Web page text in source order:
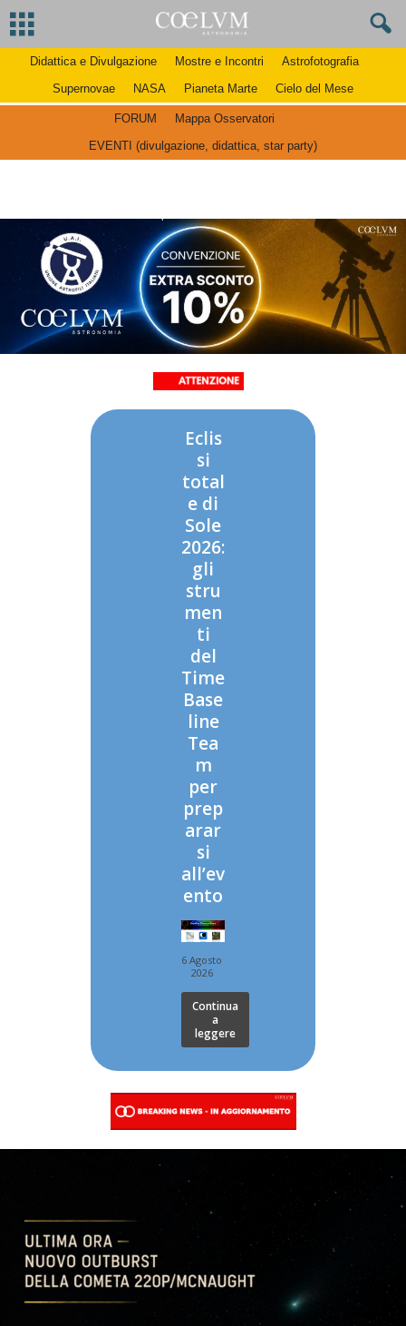
Didattica e Divulgazione Mostre e Incontri
Astrofotografia
Supernovae
NASA Pianeta Marte Cielo del Mese
FORUM
Mappa Osservatori
EVENTI (divulgazione, didattica, star party)
Eclis
si
total
e di
Sole
2026:
gli
stru
men
ti
del
Time
Base
line
Tea
m
per
prep
arar
si
all’ev
ento
6 Agosto
2026
Continua
a
leggere